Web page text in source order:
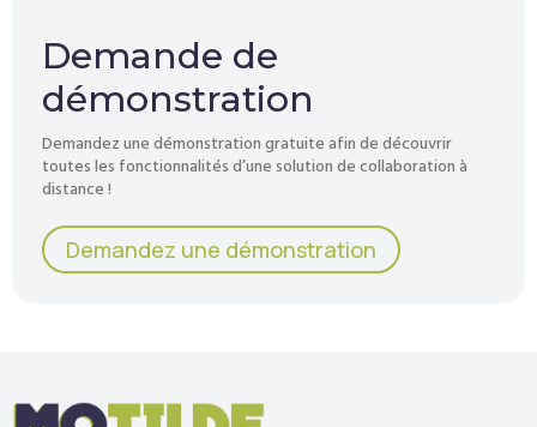
Demande de
démonstration
Demandez une démonstration gratuite afin de découvrir
toutes les fonctionnalités d’une solution de collaboration à
distance !
Demandez une démonstration